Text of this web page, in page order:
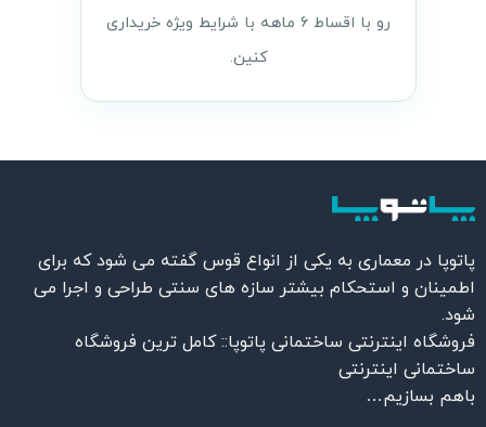
رو با اقساط ۶ ماهه با شرایط ویژه خریداری
کنین.
پاتوپا در معماری به یکی از انواع قوس گفته می شود که برای
اطمینان و استحکام بیشتر سازه های سنتی طراحی و اجرا می
شود.
فروشگاه اینترنتی ساختمانی پاتوپا:: کامل ترین فروشگاه
ساختمانی اینترنتی
باهم بسازیم…